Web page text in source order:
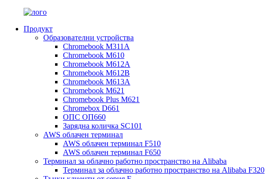
Продукт
Образователни устройства
Chromebook M311A
Chromebook M610
Chromebook M612A
Chromebook M612B
Chromebook M613A
Chromebook M621
Chromebook Plus M621
Chromebox D661
ОПС ОП660
Зарядна количка SC101
AWS облачен терминал
AWS облачен терминал F510
AWS облачен терминал F650
Терминал за облачно работно пространство на Alibaba
Терминал за облачно работно пространство на Alibaba F320